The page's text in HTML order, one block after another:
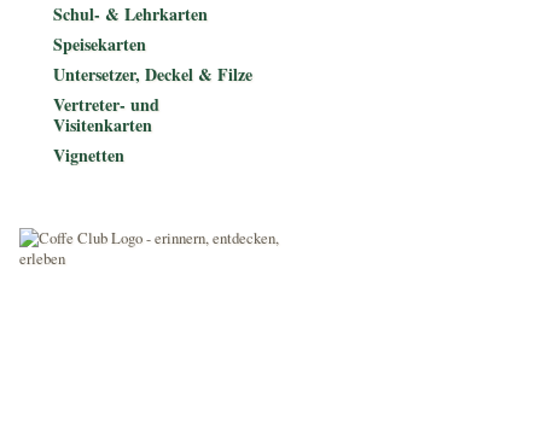
Schul- & Lehrkarten
Speisekarten
Untersetzer, Deckel & Filze
Vertreter- und
Visitenkarten
Vignetten